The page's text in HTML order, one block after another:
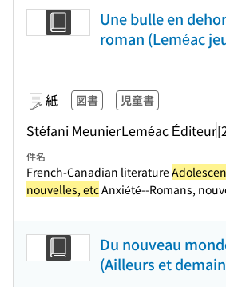
Une bulle en
roman (Leméac
紙 図書 児童書
Stéfani MeunierLeméac Éditeur
件名
French-Canadian literature
nouvelles, etcAnxiété--Romans,
Du nouveau
(Ailleurs et